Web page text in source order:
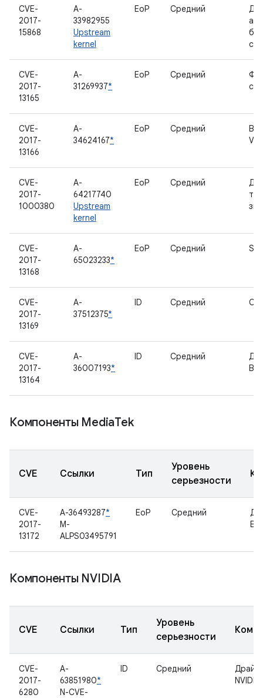
CVE-
2017-
15868
A-
33982955
Upstream
kernel
EoP Средний
CVE-
2017-
13165
A-
31269937*
EoP Средний
CVE-
2017-
13166
A-
34624167*
EoP Средний
CVE-
2017-
1000380
A-
64217740
Upstream
kernel
EoP Средний
CVE-
2017-
13168
A-
65023233*
EoP Средний
CVE-
2017-
13169
A-
37512375*
ID Средний
CVE-
2017-
13164
A-
36007193*
ID Средний
Компоненты MediaTek
CVE Ссылки Тип
Уровень
серьезности
CVE-
2017-
13172
A-36493287*
M-
ALPS03495791
EoP Средний
Компоненты NVIDIA
CVE Ссылки Тип
Уровень
серьезности
CVE-
2017-
6280
A-
63851980*
N-CVE-
ID Средний
NVIDIA